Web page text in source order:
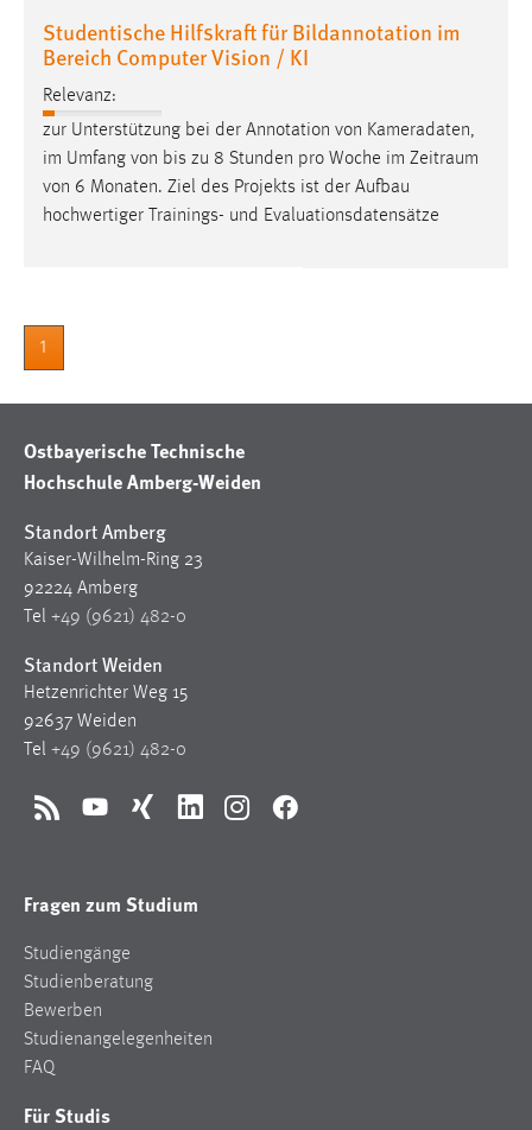
Studentische Hilfskraft für Bildannotation im
Bereich Computer Vision / KI
Relevanz:
zur Unterstützung bei der Annotation von Kameradaten,
im Umfang von bis zu 8 Stunden pro Woche im Zeitraum
von 6 Monaten. Ziel des Projekts ist der Aufbau
hochwertiger Trainings- und Evaluationsdatensätze
1
Ostbayerische Technische
Hochschule Amberg-Weiden
Standort Amberg
Kaiser-Wilhelm-Ring 23
92224 Amberg
Tel +49 (9621) 482-0
Standort Weiden
Hetzenrichter Weg 15
92637 Weiden
Tel +49 (9621) 482-0
RSS YouTubeXing LinkedInInstagramFacebook
Fragen zum Studium
Studiengänge
Studienberatung
Bewerben
Studienangelegenheiten
FAQ
Für Studis